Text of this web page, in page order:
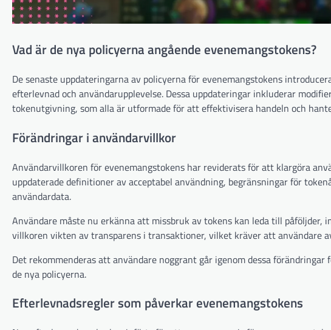
Vad är de nya policyerna angående evenemangstokens?
De senaste uppdateringarna av policyerna för evenemangstokens
efterlevnad och användarupplevelse. Dessa uppdateringar inkluderar
tokenutgivning, som alla är utformade för att effektivisera handeln och
Förändringar i användarvillkor
Användarvillkoren för evenemangstokens har reviderats för att klargöra
uppdaterade definitioner av acceptabel användning, begränsningar för
användardata.
Användare måste nu erkänna att missbruk av tokens kan leda till påföljder,
villkoren vikten av transparens i transaktioner, vilket kräver att användare
Det rekommenderas att användare noggrant går igenom dessa
de nya policyerna.
Efterlevnadsregler som påverkar evenemangstokens